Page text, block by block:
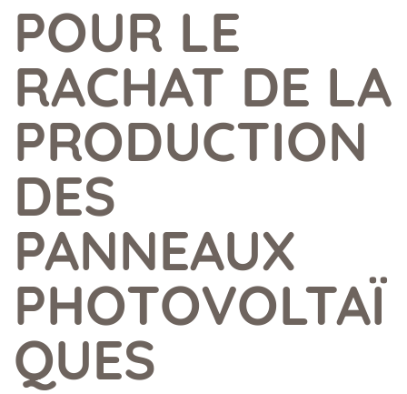
POUR LE
RACHAT DE LA
PRODUCTION
DES
PANNEAUX
PHOTOVOLTAÏ
QUES